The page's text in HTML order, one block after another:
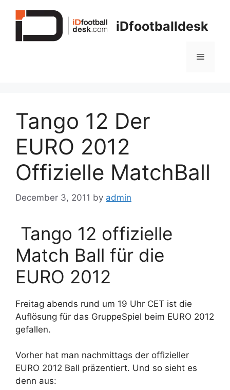
iDfootballdesk
Menu
Tango 12 Der
EURO 2012
Offizielle MatchBall
December 3, 2011 by admin
Tango 12 offizielle
Match Ball für die
EURO 2012
Freitag abends rund um 19 Uhr CET ist die
Auflösung für das GruppeSpiel beim EURO 2012
gefallen.
Vorher hat man nachmittags der offizieller
EURO 2012 Ball präzentiert. Und so sieht es
denn aus: